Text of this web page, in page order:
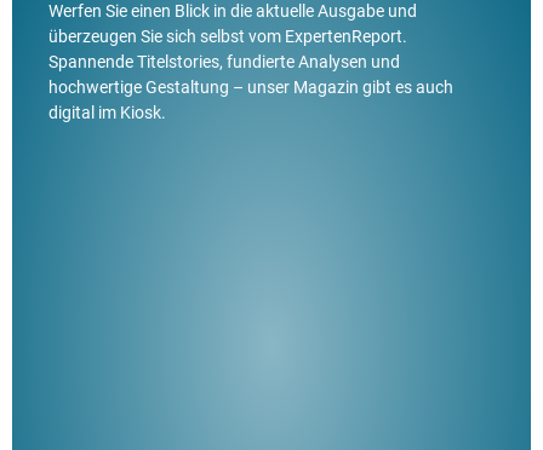
Werfen Sie einen Blick in die aktuelle Ausgabe und
überzeugen Sie sich selbst vom ExpertenReport.
Spannende Titelstories, fundierte Analysen und
hochwertige Gestaltung – unser Magazin gibt es auch
digital im Kiosk.